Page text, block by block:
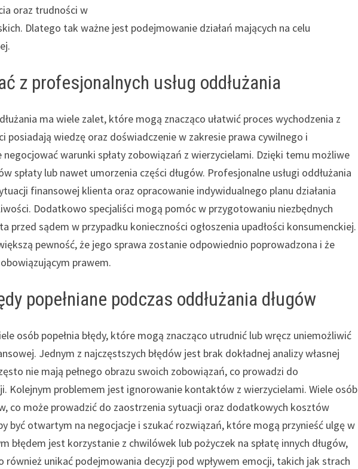
oraz trudności w
Dlatego tak ważne jest podejmowanie działań mających na celu
z profesjonalnych usług oddłużania
ma wiele zalet, które mogą znacząco ułatwić proces wychodzenia z
posiadają wiedzę oraz doświadczenie w zakresie prawa cywilnego i
warunki spłaty zobowiązań z wierzycielami. Dzięki temu możliwe
spłaty lub nawet umorzenia części długów. Profesjonalne usługi oddłużania
finansowej klienta oraz opracowanie indywidualnego planu działania
Dodatkowo specjaliści mogą pomóc w przygotowaniu niezbędnych
sądem w przypadku konieczności ogłoszenia upadłości konsumenckiej.
pewność, że jego sprawa zostanie odpowiednio poprowadzona i że
prawem.
popełniane podczas oddłużania długów
osób popełnia błędy, które mogą znacząco utrudnić lub wręcz uniemożliwić
Jednym z najczęstszych błędów jest brak dokładnej analizy własnej
nie mają pełnego obrazu swoich zobowiązań, co prowadzi do
Kolejnym problemem jest ignorowanie kontaktów z wierzycielami. Wiele osób
co może prowadzić do zaostrzenia sytuacji oraz dodatkowych kosztów
być otwartym na negocjacje i szukać rozwiązań, które mogą przynieść ulgę w
błędem jest korzystanie z chwilówek lub pożyczek na spłatę innych długów,
również unikać podejmowania decyzji pod wpływem emocji, takich jak strach